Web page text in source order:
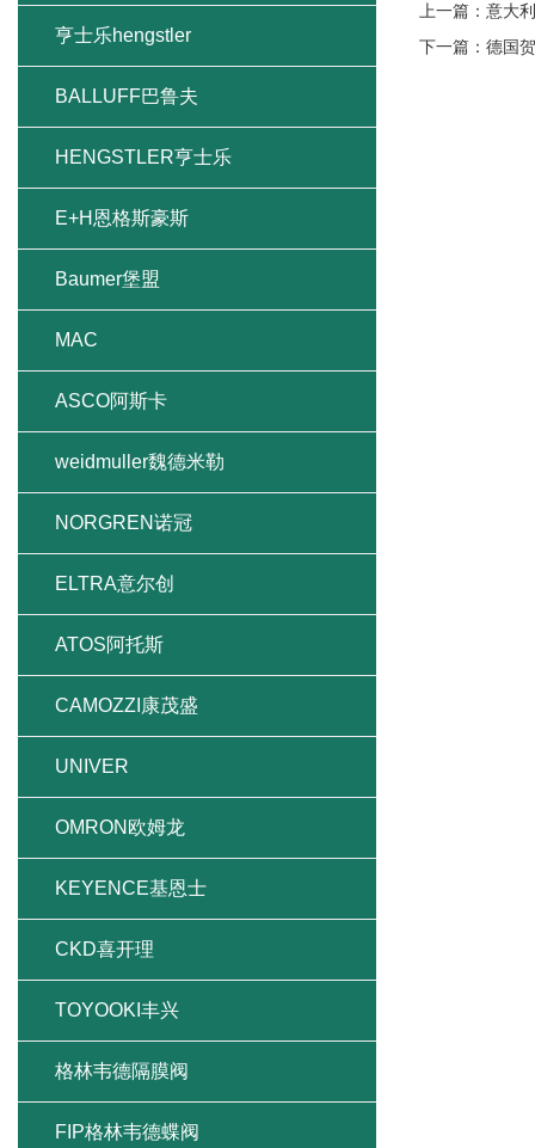
上一篇： 意大
下一篇： 德国
亨士乐hengstler
BALLUFF巴鲁夫
HENGSTLER亨士乐
E+H恩格斯豪斯
Baumer堡盟
MAC
ASCO阿斯卡
weidmuller魏德米勒
NORGREN诺冠
ELTRA意尔创
ATOS阿托斯
CAMOZZI康茂盛
UNIVER
OMRON欧姆龙
KEYENCE基恩士
CKD喜开理
TOYOOKI丰兴
格林韦德隔膜阀
FIP格林韦德蝶阀